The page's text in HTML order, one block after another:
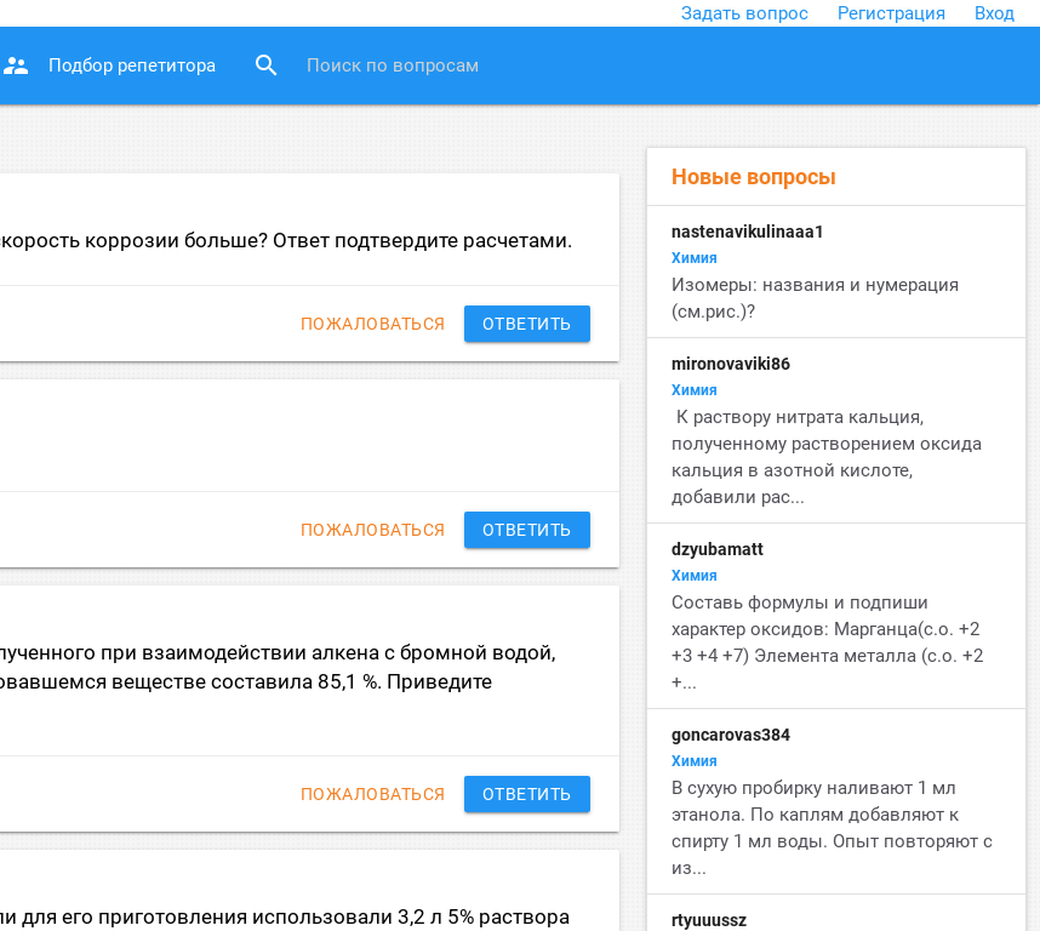
Задать вопрос Регистрация Вход
supervisor_account Подбор репетитора search
коррозии больше? Ответ подтвердите расчетами.
ОТВЕТИТЬ
ПОЖАЛОВАТЬСЯ
ОТВЕТИТЬ
ПОЖАЛОВАТЬСЯ
при взаимодействии алкена с бромной водой,
веществе составила 85,1 %. Приведите
ОТВЕТИТЬ
ПОЖАЛОВАТЬСЯ
для его приготовления использовали 3,2 л 5% раствора
Новые вопросы
nastenavikulinaaa1
Химия
Изомеры: названия и нумерация
(см.рис.)?
mironovaviki86
Химия
К раствору нитрата кальция,
полученному растворением оксида
кальция в азотной кислоте,
добавили рас...
dzyubamatt
Химия
Составь формулы и подпиши
характер оксидов: Марганца(с.о. +2
+3 +4 +7) Элемента металла (с.о. +2
+...
goncarovas384
Химия
В сухую пробирку наливают 1 мл
этанола. По каплям добавляют к
спирту 1 мл воды. Опыт повторяют с
из...
rtyuuussz